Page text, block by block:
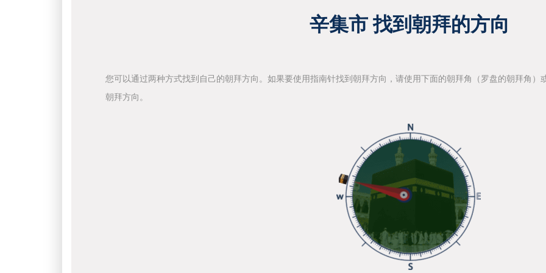
辛集市 找到朝拜的方向
您可以通过两种方式找到自己的朝拜方向。如果要使用指南针找到朝拜方向，请使用下面的朝拜角（罗盘的朝拜角
朝拜方向。